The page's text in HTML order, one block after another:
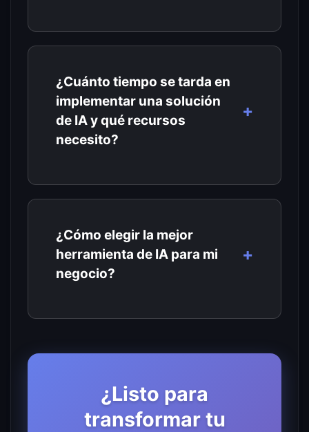
¿Cuánto tiempo se tarda en
implementar una solución
de IA y qué recursos
necesito?
¿Cómo elegir la mejor
herramienta de IA para mi
negocio?
¿Listo para
transformar tu